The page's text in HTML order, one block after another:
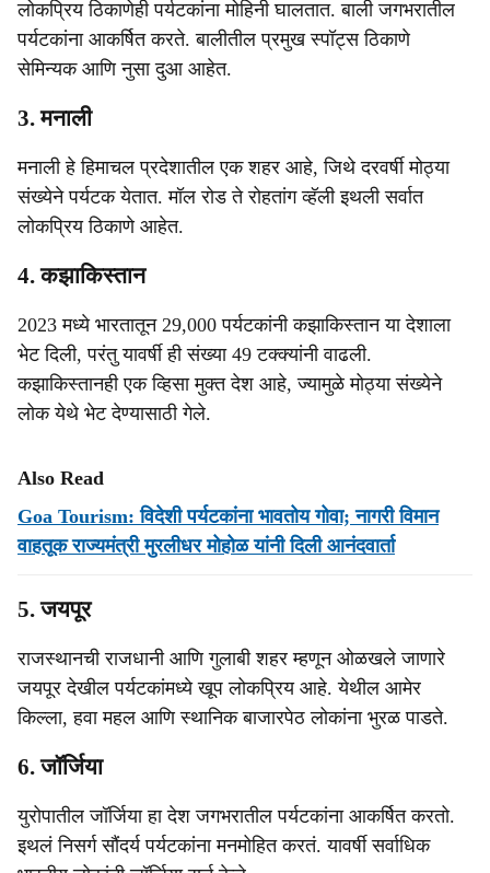
लोकप्रिय ठिकाणेही पर्यटकांना मोहिनी घालतात. बाली जगभरातील
पर्यटकांना आकर्षित करते. बालीतील प्रमुख स्पॉट्स ठिकाणे
सेमिन्यक आणि नुसा दुआ आहेत.
3. मनाली
मनाली हे हिमाचल प्रदेशातील एक शहर आहे, जिथे दरवर्षी मोठ्या
संख्येने पर्यटक येतात. मॉल रोड ते रोहतांग व्हॅली इथली सर्वात
लोकप्रिय ठिकाणे आहेत.
4. कझाकिस्तान
2023 मध्ये भारतातून 29,000 पर्यटकांनी कझाकिस्तान या देशाला
भेट दिली, परंतु यावर्षी ही संख्या 49 टक्क्यांनी वाढली.
कझाकिस्तानही एक व्हिसा मुक्त देश आहे, ज्यामुळे मोठ्या संख्येने
लोक येथे भेट देण्यासाठी गेले.
Also Read
Goa Tourism: विदेशी पर्यटकांना भावतोय गोवा; नागरी विमान
वाहतूक राज्यमंत्री मुरलीधर मोहोळ यांनी दिली आनंदवार्ता
5. जयपूर
राजस्थानची राजधानी आणि गुलाबी शहर म्हणून ओळखले जाणारे
जयपूर देखील पर्यटकांमध्ये खूप लोकप्रिय आहे. येथील आमेर
किल्ला, हवा महल आणि स्थानिक बाजारपेठ लोकांना भुरळ पाडते.
6. जॉर्जिया
युरोपातील जॉर्जिया हा देश जगभरातील पर्यटकांना आकर्षित करतो.
इथलं निसर्ग सौंदर्य पर्यटकांना मनमोहित करतं. यावर्षी सर्वाधिक